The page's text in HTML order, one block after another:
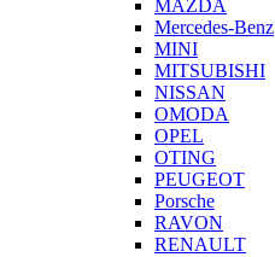
MAZDA
Mercedes-Benz
MINI
MITSUBISHI
NISSAN
OMODA
OPEL
OTING
PEUGEOT
Porsche
RAVON
RENAULT